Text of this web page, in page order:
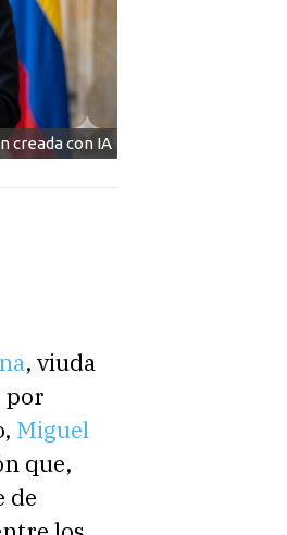
creada con IA
, viuda
por
Miguel
que,
de